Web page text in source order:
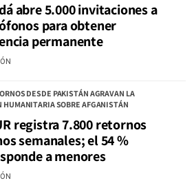
abre 5.000 invitaciones a
para obtener
permanente
DESDE PAKISTÁN AGRAVAN LA
HUMANITARIA SOBRE AFGANISTÁN
registra 7.800 retornos
semanales; el 54 %
a menores